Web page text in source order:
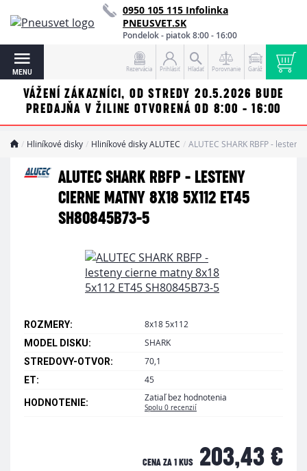
0950 105 115 Infolinka
PNEUSVET.SK
Pondelok - piatok 8:00 - 16:00
MENU Rezervácia Prihlásiť Hľadať Porovnanie Garáž
VÁŽENÍ ZÁKAZNÍCI, OD STREDY 20.5.2026 BUDE
PREDAJŇA V ŽILINE OTVORENÁ OD 8:00 - 16:00
Hliníkové disky Hliníkové disky ALUTEC ALUTEC SHARK RBFP -
ALUTEC SHARK RBFP - LESTENY
CIERNE MATNY 8X18 5X112 ET45
SH80845B73-5
ROZMERY: 8x18 5x112
MODEL DISKU: SHARK
STREDOVY-OTVOR: 70,1
ET: 45
HODNOTENIE: Zatiaľ bez hodnotenia
Spolu 0 recenzií
CENA ZA 1 KUS 203,43 €